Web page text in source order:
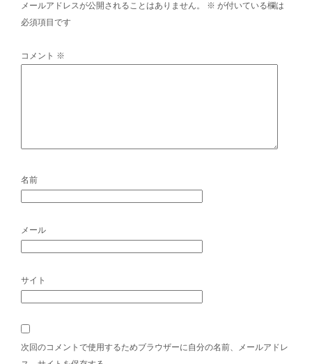
メールアドレスが公開されることはありません。 ※ が付いている欄は
必須項目です
コメント ※
名前
メール
サイト
次回のコメントで使用するためブラウザーに自分の名前、メールアドレ